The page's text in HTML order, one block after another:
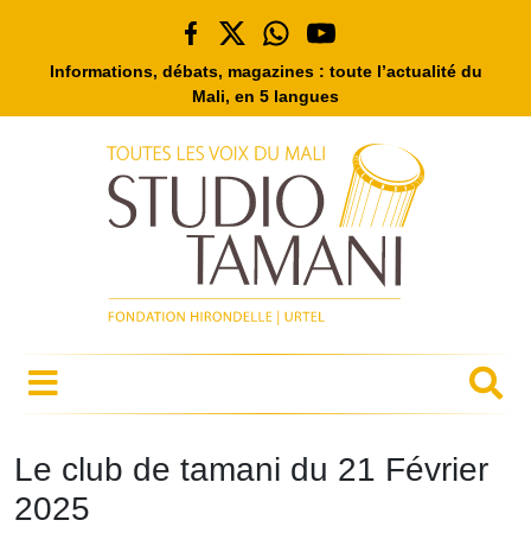
Informations, débats, magazines : toute l’actualité du
Mali, en 5 langues
Le club de tamani du 21 Février
2025